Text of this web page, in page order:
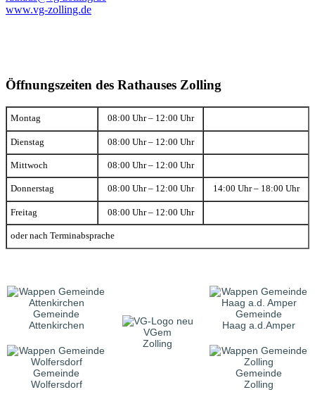
www.vg-zolling.de
Öffnungszeiten des Rathauses Zolling
Montag 08:00 Uhr – 12:00 Uhr
Dienstag 08:00 Uhr – 12:00 Uhr
Mittwoch 08:00 Uhr – 12:00 Uhr
Donnerstag 08:00 Uhr – 12:00 Uhr 14:00 Uhr – 18:00 Uhr
Freitag 08:00 Uhr – 12:00 Uhr
oder nach Terminabsprache
Gemeinde
Attenkirchen
VGem
Zolling
Gemeinde
Haag a.d.Amper
Gemeinde
Wolfersdorf
Gemeinde
Zolling